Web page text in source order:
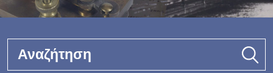
Αναζήτηση